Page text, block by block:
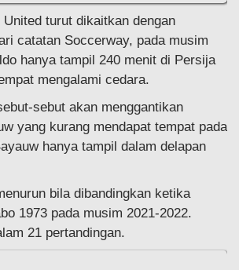
United turut dikaitkan dengan
catatan Soccerway, pada musim
hanya tampil 240 menit di Persija
mengalami cedara.
sebut akan menggantikan
yang kurang mendapat tempat pada
hanya tampil dalam delapan
bila dibandingkan ketika
1973 pada musim 2021-2022.
21 pertandingan.